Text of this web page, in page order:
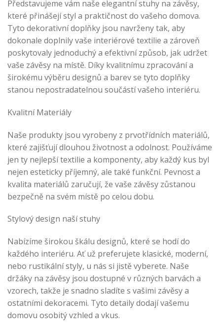
Představujeme vám naše elegantní stuhy na závěsy,
které přinášejí styl a praktičnost do vašeho domova.
Tyto dekorativní doplňky jsou navrženy tak, aby
dokonale doplnily vaše interiérové textilie a zároveň
poskytovaly jednoduchý a efektivní způsob, jak udržet
vaše závěsy na místě. Díky kvalitnímu zpracování a
širokému výběru designů a barev se tyto doplňky
stanou nepostradatelnou součástí vašeho interiéru.
Kvalitní Materiály
Naše produkty jsou vyrobeny z prvotřídních materiálů,
které zajišťují dlouhou životnost a odolnost. Používáme
jen ty nejlepší textilie a komponenty, aby každý kus byl
nejen esteticky příjemný, ale také funkční. Pevnost a
kvalita materiálů zaručují, že vaše závěsy zůstanou
bezpečně na svém místě po celou dobu.
Stylový design naší stuhy
Nabízíme širokou škálu designů, které se hodí do
každého interiéru. Ať už preferujete klasické, moderní,
nebo rustikální styly, u nás si jistě vyberete. Naše
držáky na závěsy jsou dostupné v různých barvách a
vzorech, takže je snadno sladíte s vašimi závěsy a
ostatními dekoracemi. Tyto detaily dodají vašemu
domovu osobitý vzhled a vkus.